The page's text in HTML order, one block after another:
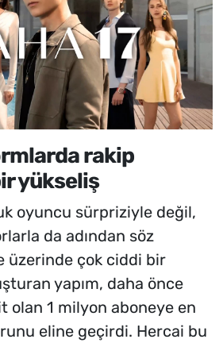
rakip
yükseliş
oyuncu sürpriziyle değil,
da adından söz
üzerinde çok ciddi bir
yapım, daha önce
olan 1 milyon aboneye en
eline geçirdi. Hercai bu